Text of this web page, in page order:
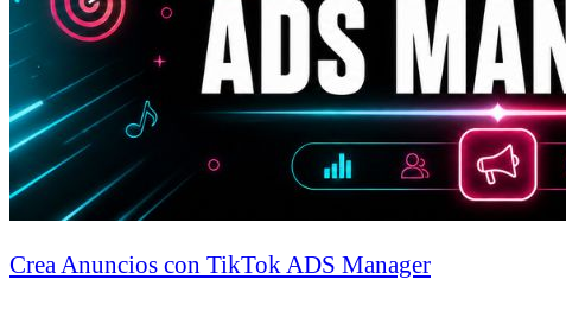
Crea Anuncios con TikTok ADS Manager